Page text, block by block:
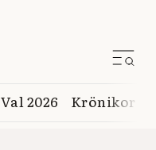
Val 2026 Krönikor